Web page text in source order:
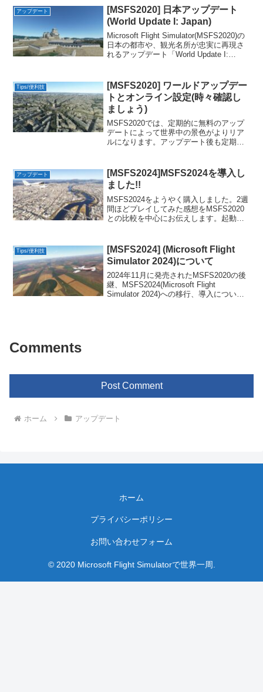
す。
アップデート
[MSFS2020] 日本アップデート
(World Update I: Japan)
Microsoft Flight Simulator(MSFS2020)の
日本の都市や、観光名所が忠実に再現さ
れるアップデート「World Update I:
した。せっかくなので、写真だけ取り直
してみました。比較してみてください。
Tips/便利技
[MSFS2020] ワールドアップデー
トとオンライン設定(時々確認し
ましょう)
MSFS2020では、定期的に無料のアップ
デートによって世界中の景色がよりリア
ルになります。アップデート後も定期的
リアルな景色も台無しです。今回はコン
テンツマネージャーからのアップデート
のやり方、オンライン機能の確認方法を
解説します。
アップデート
[MSFS2024]MSFS2024を導入し
ました!!
MSFS2024をようやく購入しました。2週
間ほどプレイしてみた感想をMSFS2020
との比較を中心にお伝えします。起動時
いても解説します。
Tips/便利技
[MSFS2024] (Microsoft Flight
Simulator 2024)について
2024年11月に発売されたMSFS2020の後
継、MSFS2024(Microsoft Flight
Simulator 2024)への移行、導入について
Comments
Post Comment
ホーム アップデート
ホーム
プライバシーポリシー
お問い合わせフォーム
© 2020 Microsoft Flight Simulatorで世界一周.